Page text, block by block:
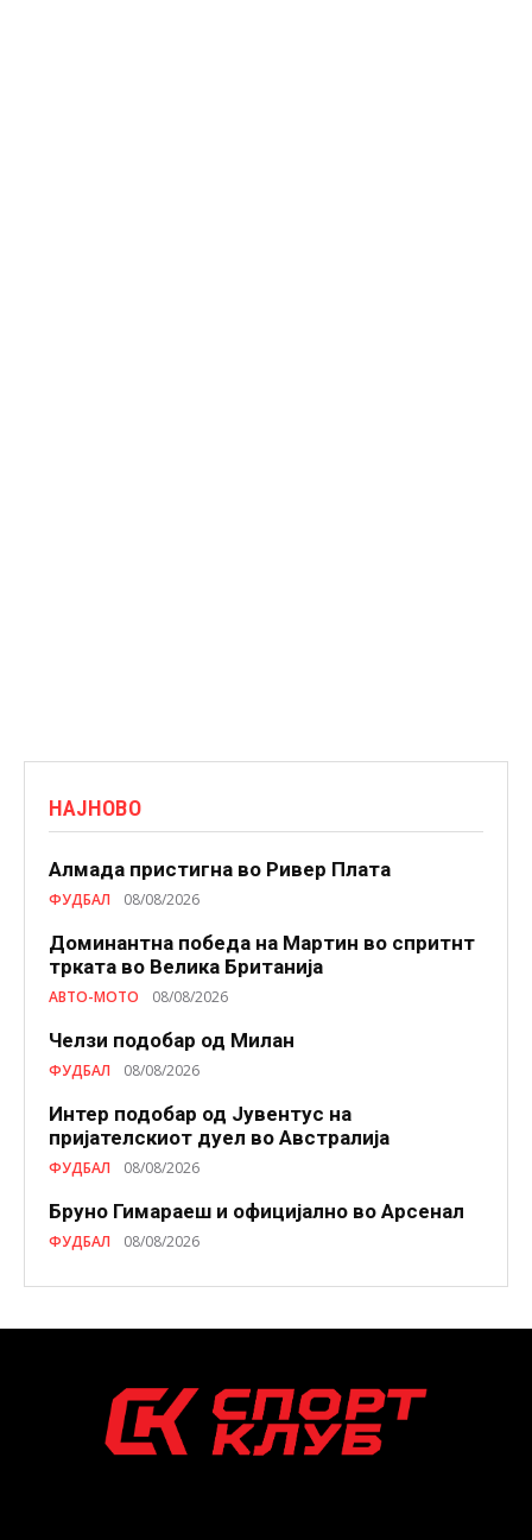
НАЈНОВО
Алмада пристигна во Ривер Плата
ФУДБАЛ 08/08/2026
Доминантна победа на Мартин во спритнт
трката во Велика Британија
АВТО-МОТО 08/08/2026
Челзи подобaр од Милан
ФУДБАЛ 08/08/2026
Интер подобар од Јувентус на
пријателскиот дуел во Австралија
ФУДБАЛ 08/08/2026
Бруно Гимараеш и официјално во Арсенал
ФУДБАЛ 08/08/2026